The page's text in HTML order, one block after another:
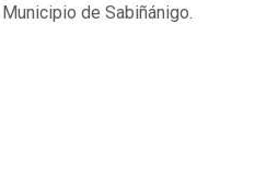
de Sabiñánigo.